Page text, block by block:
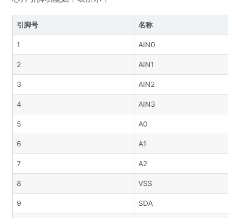
引脚号 名称
1 AIN0
2 AIN1
3 AIN2
4 AIN3
5 A0
6 A1
7 A2
8 VSS
9 SDA